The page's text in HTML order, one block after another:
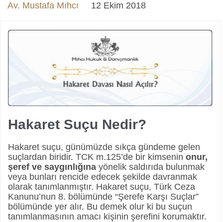
Av. Mustafa Mıhcı 12 Ekim 2018
Hakaret Suçu Nedir?
Hakaret suçu, günümüzde sıkça gündeme gelen
suçlardan biridir. TCK m.125’de bir kimsenin onur,
şeref ve saygınlığına yönelik saldırıda bulunmak
veya bunları rencide edecek şekilde davranmak
olarak tanımlanmıştır. Hakaret suçu, Türk Ceza
Kanunu’nun 8. bölümünde “Şerefe Karşı Suçlar”
bölümünde yer alır. Bu demek olur ki bu suçun
tanımlanmasının amacı kişinin şerefini korumaktır.